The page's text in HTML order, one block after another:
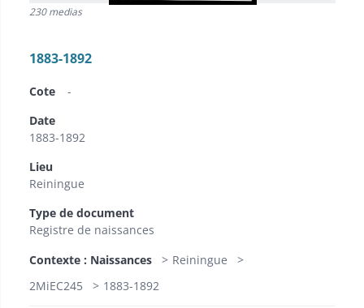
230 medias
1883-1892
Cote
-
Date
1883-1892
Lieu
Reiningue
Type de document
Registre de naissances
Contexte : Naissances
Reiningue
2MiEC245
1883-1892